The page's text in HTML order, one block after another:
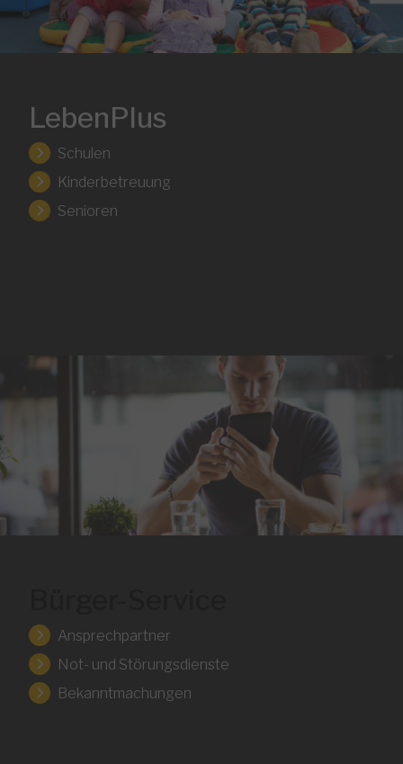
LebenPlus
Schulen
Kinderbetreuung
Senioren
Ansprechpartner
Not- und Störungsdienste
Bekanntmachungen